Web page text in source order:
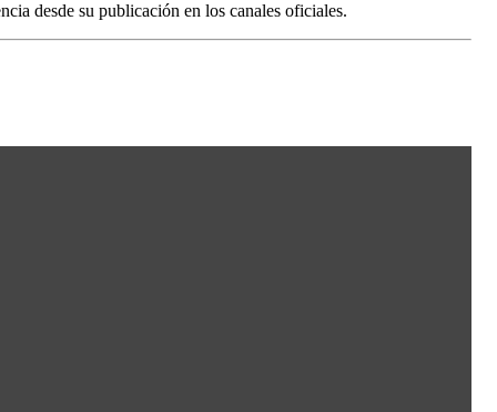
desde su publicación en los canales oficiales.